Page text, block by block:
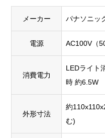
メーカー パナソニッ
電源 AC100V（
消費電力
LEDライト
時 約6.5W
外形寸法
約
む)